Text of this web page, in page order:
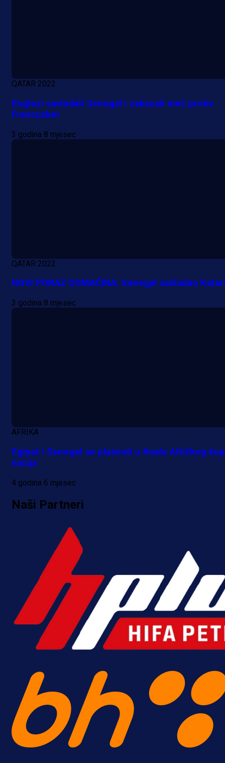
23 h 49 min
QATAR 2022
Englezi savladali Senegal i zakazali meč protiv
Francuske!
3 godina 8 mjesec
QATAR 2022
NOVI PORAZ DOMAĆINA: Senegal savladao
3 godina 8 mjesec
AFRIKA
Egipat i Senegal se plasirali u finale Afričkog
nacija
4 godina 6 mjesec
Naši Partneri